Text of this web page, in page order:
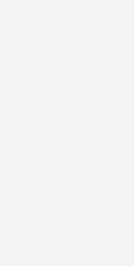
Problem mit dem ERE
Sie regelmäßig von uns
und Neuigkeiten, gebündelt und
bin ich damit einverstanden, über
Angebote
KG
widerrufen und eine Abmeldung ist
zum Umgang mit Daten finden Sie